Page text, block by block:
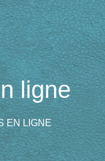
ligne
EN LIGNE